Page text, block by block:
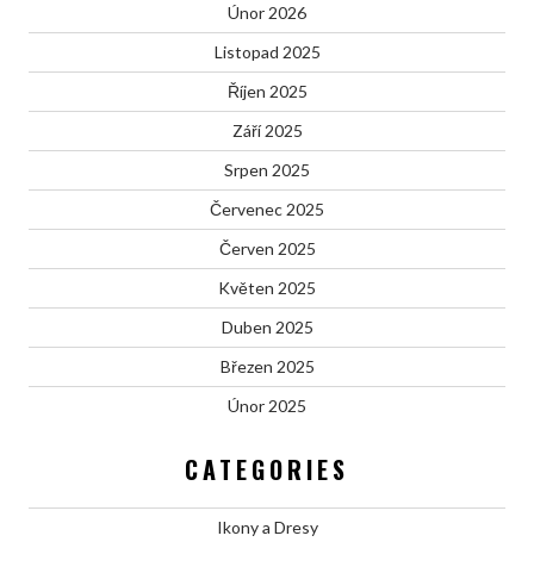
Únor 2026
Listopad 2025
Říjen 2025
Září 2025
Srpen 2025
Červenec 2025
Červen 2025
Květen 2025
Duben 2025
Březen 2025
Únor 2025
CATEGORIES
Ikony a Dresy